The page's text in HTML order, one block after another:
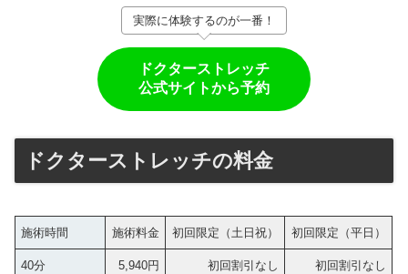
実際に体験するのが一番！
ドクターストレッチ
公式サイトから予約
ドクターストレッチの料金
施術時間 施術料金 初回限定（土日祝） 初回限定（平日）
40分 5,940円 初回割引なし 初回割引なし